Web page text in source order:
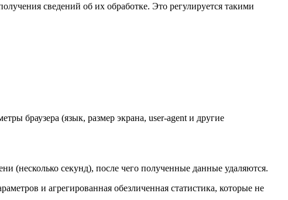
сведений об их обработке. Это регулируется такими
браузера (язык, размер экрана, user-agent и другие
(несколько секунд), после чего полученные данные удаляются.
и агрегированная обезличенная статистика, которые не